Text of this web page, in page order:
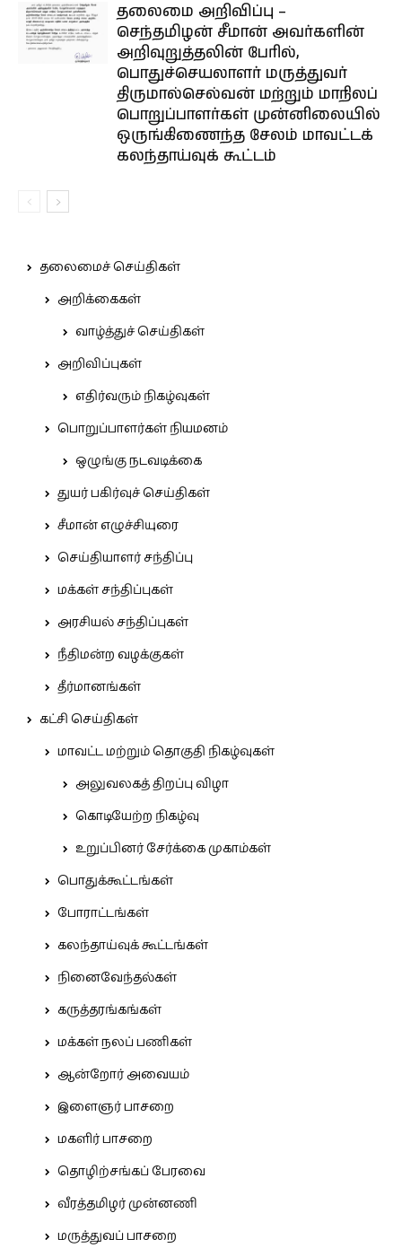
தலைமை அறிவிப்பு –
செந்தமிழன் சீமான் அவர்களின்
அறிவுறுத்தலின் பேரில்,
பொதுச்செயலாளர் மருத்துவர்
திருமால்செல்வன் மற்றும் மாநிலப்
பொறுப்பாளர்கள் முன்னிலையில்
ஒருங்கிணைந்த சேலம் மாவட்டக்
கலந்தாய்வுக் கூட்டம்
தலைமைச் செய்திகள்
அறிக்கைகள்
வாழ்த்துச் செய்திகள்
அறிவிப்புகள்
எதிர்வரும் நிகழ்வுகள்
பொறுப்பாளர்கள் நியமனம்
ஒழுங்கு நடவடிக்கை
துயர் பகிர்வுச் செய்திகள்
சீமான் எழுச்சியுரை
செய்தியாளர் சந்திப்பு
மக்கள் சந்திப்புகள்
அரசியல் சந்திப்புகள்
நீதிமன்ற வழக்குகள்
தீர்மானங்கள்
கட்சி செய்திகள்
மாவட்ட மற்றும் தொகுதி நிகழ்வுகள்
அலுவலகத் திறப்பு விழா
கொடியேற்ற நிகழ்வு
உறுப்பினர் சேர்க்கை முகாம்கள்
பொதுக்கூட்டங்கள்
போராட்டங்கள்
கலந்தாய்வுக் கூட்டங்கள்
நினைவேந்தல்கள்
கருத்தரங்கங்கள்
மக்கள் நலப் பணிகள்
ஆன்றோர் அவையம்
இளைஞர் பாசறை
மகளிர் பாசறை
தொழிற்சங்கப் பேரவை
வீரத்தமிழர் முன்னணி
மருத்துவப் பாசறை